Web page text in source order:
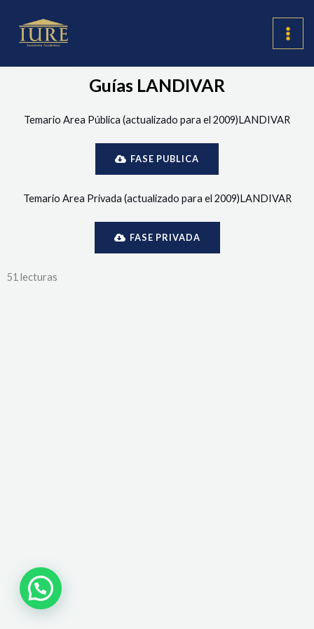
contenido
Guías LANDIVAR
Temario Area Pública (actualizado para el 2009)LANDIVAR
FASE PUBLICA
Temario Area Privada (actualizado para el 2009)LANDIVAR
FASE PRIVADA
51 lecturas